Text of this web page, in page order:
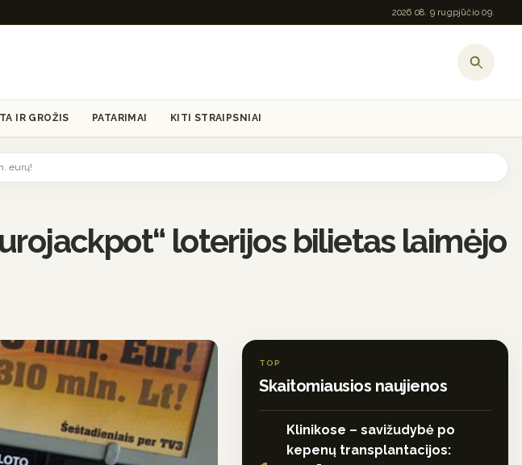
2026 08. 9 rugpjūčio 09.
IR GROŽIS PATARIMAI KITI STRAIPSNIAI
eurų!
loterijos bilietas laimėjo
TOP
Skaitomiausios naujienos
Klinikose – savižudybė po
kepenų transplantacijos: